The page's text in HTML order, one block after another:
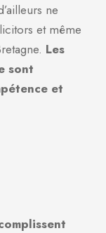
ne
et même
Les
sont
et